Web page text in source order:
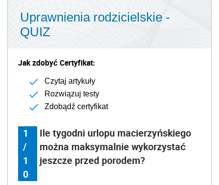
Uprawnienia rodzicielskie -
QUIZ
Jak zdobyć Certyfikat:
Czytaj artykuły
Rozwiązuj testy
Zdobądź certyfikat
1
/
1
0
Ile tygodni urlopu macierzyńskiego
można maksymalnie wykorzystać
jeszcze przed porodem?